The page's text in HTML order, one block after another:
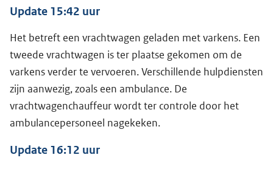
Update 15:42 uur
Het betreft een vrachtwagen geladen met varkens. Een
tweede vrachtwagen is ter plaatse gekomen om de
varkens verder te vervoeren. Verschillende hulpdiensten
zijn aanwezig, zoals een ambulance. De
vrachtwagenchauffeur wordt ter controle door het
ambulancepersoneel nagekeken.
Update 16:12 uur